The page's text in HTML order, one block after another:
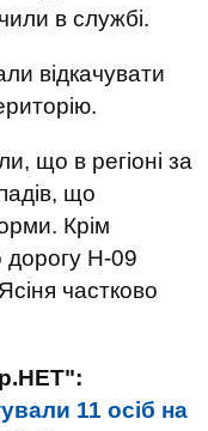
в службі.
відкачувати
що в регіоні за
що
Крім
дорогу Н-09
частково
11 осіб на